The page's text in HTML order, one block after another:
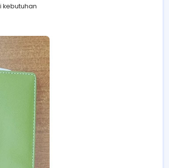
kebutuhan